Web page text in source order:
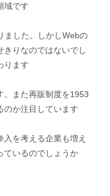
域です
ました。しかしWebの
きりなのではないでし
ります
また再販制度を1953
のか注目しています
を考える企業も増え
ているのでしょうか